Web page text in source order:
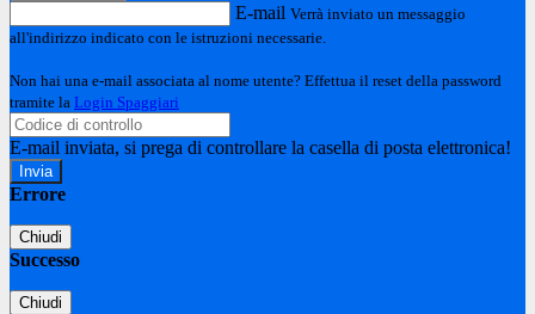
E-mail Verrà inviato un messaggio
all'indirizzo indicato con le istruzioni necessarie.
Non hai una e-mail associata al nome utente? Effettua il reset della password
tramite la Login Spaggiari
E-mail inviata, si prega di controllare la casella di posta elettronica!
Errore
Chiudi
Successo
Chiudi